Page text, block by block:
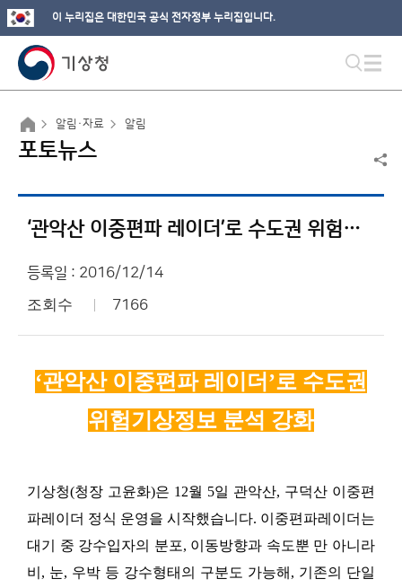
이 누리집은 대한민국 공식 전자정부 누리집입니다.
알림·자료 알림
포토뉴스
‘관악산 이중편파 레이더’로 수도권 위험기상정보 분석 강화
등록일 : 2016/12/14
조회수 7166
‘관악산 이중편파 레이더 ’로 수도권
위험기상정보 분석 강화
기상청(청장 고윤화)은 12월 5일 관악산, 구덕산 이중편
파레이더 정식 운영을 시작했습니다. 이중편파레이더는
대기 중 강수입자의 분포, 이동방향과 속도뿐 만 아니라
비 , 눈, 우박 등 강수형태의 구분도 가능해 , 기존의 단일